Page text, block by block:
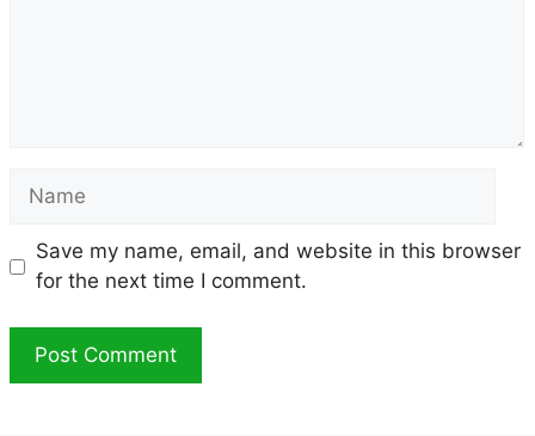
Name
Save my name, email, and website in this browser
for the next time I comment.